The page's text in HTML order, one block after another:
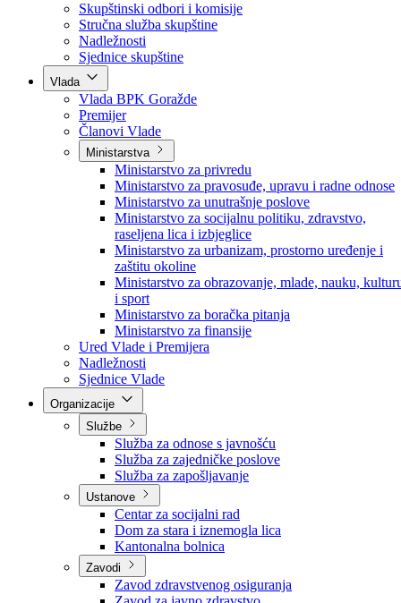
Poslanici po strankama
Poslanici po klubovima naroda
Kolegij skupštine
Skupštinski odbori i komisije
Stručna služba skupštine
Nadležnosti
Sjednice skupštine
Vlada
Vlada BPK Goražde
Premijer
Članovi Vlade
Ministarstva
Ministarstvo za privredu
Ministarstvo za pravosuđe, upravu i radne odnose
Ministarstvo za unutrašnje poslove
Ministarstvo za socijalnu politiku, zdravstvo,
raseljena lica i izbjeglice
Ministarstvo za urbanizam, prostorno uređenje i
zaštitu okoline
Ministarstvo za obrazovanje, mlade, nauku,
i sport
Ministarstvo za boračka pitanja
Ministarstvo za finansije
Ured Vlade i Premijera
Nadležnosti
Sjednice Vlade
Službe
Služba za odnose s javnošću
Služba za zajedničke poslove
Služba za zapošljavanje
Ustanove
Centar za socijalni rad
Dom za stara i iznemogla lica
Kantonalna bolnica